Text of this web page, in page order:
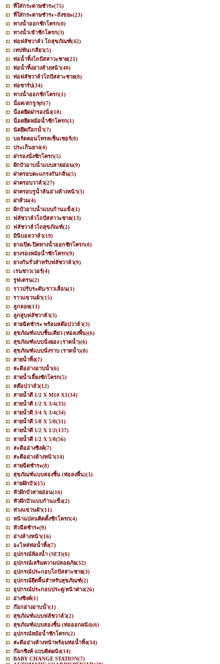
ที่ใส่กระดาษชำระ(75)
ที่ใส่กระดาษชำระ+ถังขยะ(23)
ทางน้ำออกชักโครก(0)
ทางน้ำเข้าชักโครก(3)
ท่อฟลัชวาล์ว โถสุขภัณฑ์(42)
เทปพันเกลียว(5)
ท่อน้ำทิ้งโถปัสสาวะชาย(21)
ท่อน้ำทิ้งอ่างล้างหน้า(40)
ท่อฟลัชวาล์วโถปัสสาะชาย(8)
ท่อชาร์ป(34)
ทางน้ำออกชักโครก(1)
น็อต/สกรู/พุก(7)
น็อตยึดฝารองนั่ง(10)
น็อตยึดหม้อน้ำชักโครก(1)
นัตยึดก๊อกน้ำ(7)
บอร์ดคอนโทรลเซ็นเซอร์(0)
ประเก็นยาง(4)
ฝารองนั่งชักโครก(5)
ฝักบัวอาบน้ำแบบสายอ่อน(9)
ฝาครอบตะแกรงกันกลิ่น(5)
ฝาครอบวาล์ว(27)
ฝาครอบรูน้ำล้นอ่างล้างหน้า(3)
ฝาส้วม(4)
ฝักบัวอาบน้ำแบบก้านแข็ง(1)
ฟลัชวาล์วโถปัสสาวะชาย(13)
ฟลัชวาล์วโถสุขภัณฑ์(2)
มินิบอลวาล์ว(19)
ยางเปิด-ปิดทางน้ำออกชักโครก(0)
ยางรองหม้อน้ำชักโครก(9)
ยางกันรั่วสำหรับฟลัชวาล์ว(9)
เรนชาวเวอร์(4)
รูฟเดรน(2)
ราวปรับระดับ/ราวเลื่อน(1)
ราวแขวนผ้า(15)
ลูกลอย(11)
ลูกสูบฟลัชวาล์ว(3)
สายฉีดชำระ พร้อมสต๊อปวาล์ว(3)
สุขภัณฑ์แบบชิ้นเดียว (ท่อลงพื้น)(6)
สุขภัณฑ์แบบนั่งยอง (ราดน้ำ)(6)
สุขภัณฑ์แบบนั่งราบ (ราดน้ำ)(8)
สายน้ำทิ้ง(7)
สะดืออ่างอาบน้ำ(6)
สายน้ำเลี้ยงชักโครก(5)
สต๊อปวาล์ว(12)
สายน้ำดี 1/2 X M10 X1(34)
สายน้ำดี 1/2 X 3/4(33)
สายน้ำดี 3/4 X 3/4(34)
สายน้ำดี 5/8 X 5/8(31)
สายน้ำดี 1/2 X 1/2(137)
สายน้ำดี 1/2 X 5/8(56)
สะดืออ่างซิงค์(7)
สะดืออ่างล้างหน้า(14)
สายฉีดชำระ(8)
สุขภัณฑ์แบบสองชิ้น (ท่อลงพื้น)(3)
สายฝักบัว(15)
หัวฝักบัวสายอ่อน(16)
หัวฝักบัวแบบก้านแข็ง(2)
ห่วงแขวนผ้า(11)
หน้าแปลนติดตั้งชักโครก(4)
หัวฉีดชำระ(9)
อ่างล้างหน้า(16)
อะไหล่ท่อน้ำทิ้ง(7)
อุปกรณ์ห้องน้ำ (SET)(6)
อุปกรณ์เสริมความปลอดภัย(32)
อุปกรณ์ประกอบโถปัสสาะชาย(3)
อุปกรณ์ยึดพื้นสำหรับสุขภัณฑ์(2)
อุปกรณ์ประกอบประตู/หน้าต่าง(26)
อ่างซิงค์(1)
ก๊อกอ่างอาบน้ำ(1)
สุขภัณฑ์แบบฟลัชวาล์ว(2)
สุขภัณฑ์แบบสองชิ้น (ท่อออกผนัง)(6)
อุปกรณ์หม้อน้ำชักโครก(2)
สะดืออ่างล้างหน้าพร้อมท่อน้ำทิ้ง(34)
ก๊อกซิงค์ แบบติดผนัง(14)
BABY CHANGE STATION(7)